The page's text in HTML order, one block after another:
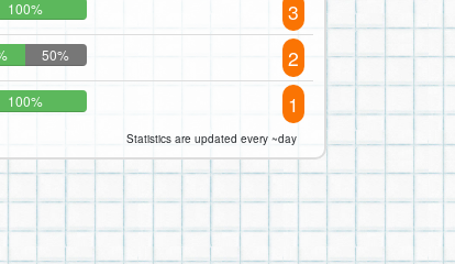
100% 3
50% 2
100% 1
Statistics are updated every ~day